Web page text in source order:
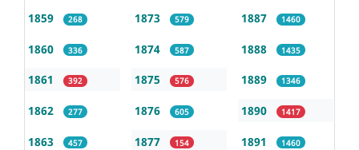
1859 268
1860 336
1861 392
1862 277
1863 457
1873 579
1874 587
1875 576
1876 605
1877 154
1887 1460
1888 1435
1889 1346
1890 1417
1891 1460